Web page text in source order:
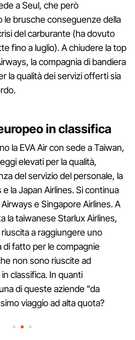
a Seul, che però
le brusche conseguenze della
del carburante (ha dovuto
fino a luglio). A chiudere la top
la compagnia di bandiera
la qualità dei servizi offerti sia
in classifica
la EVA Air con sede a Taiwan,
elevati per la qualità,
del servizio del personale, la
la Japan Airlines. Si continua
e Singapore Airlines. A
la taiwanese Starlux Airlines,
a raggiungere uno
fatto per le compagnie
non sono riuscite ad
classifica. In quanti
di queste aziende "da
viaggio ad alta quota?